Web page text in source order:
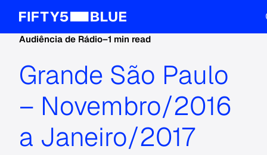
Audiência de Rádio–1 min read
Grande São Paulo
– Novembro/2016
a Janeiro/2017